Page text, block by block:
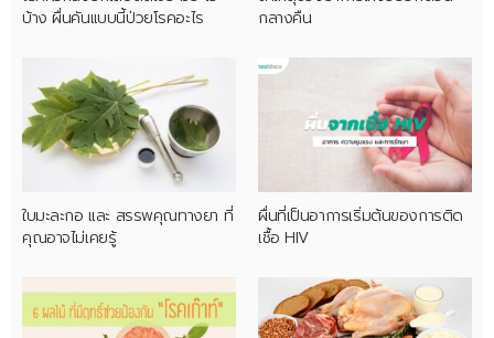
บ้าง ผื่นคันแบบนี้ป่วยโรคอะไร
กลางคืน
ใบมะละกอ และ สรรพคุณทางยา ที่
คุณอาจไม่เคยรู้
ผื่นที่เป็นอาการเริ่มต้นของการติด
เชื้อ HIV